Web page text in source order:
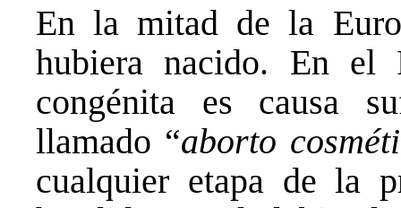
En la mitad de la
hubiera nacido. En el
congénita es causa
llamado “aborto
cualquier etapa de la